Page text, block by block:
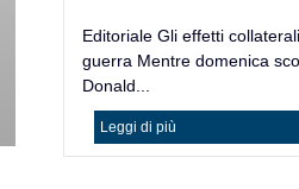
Editoriale Gli effetti
guerra Mentre domenica
Donald...
Leggi di più